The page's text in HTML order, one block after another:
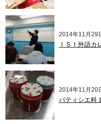
2014年11月29
ＩＳＩ外語カ
2014年11月20
パティシエ科